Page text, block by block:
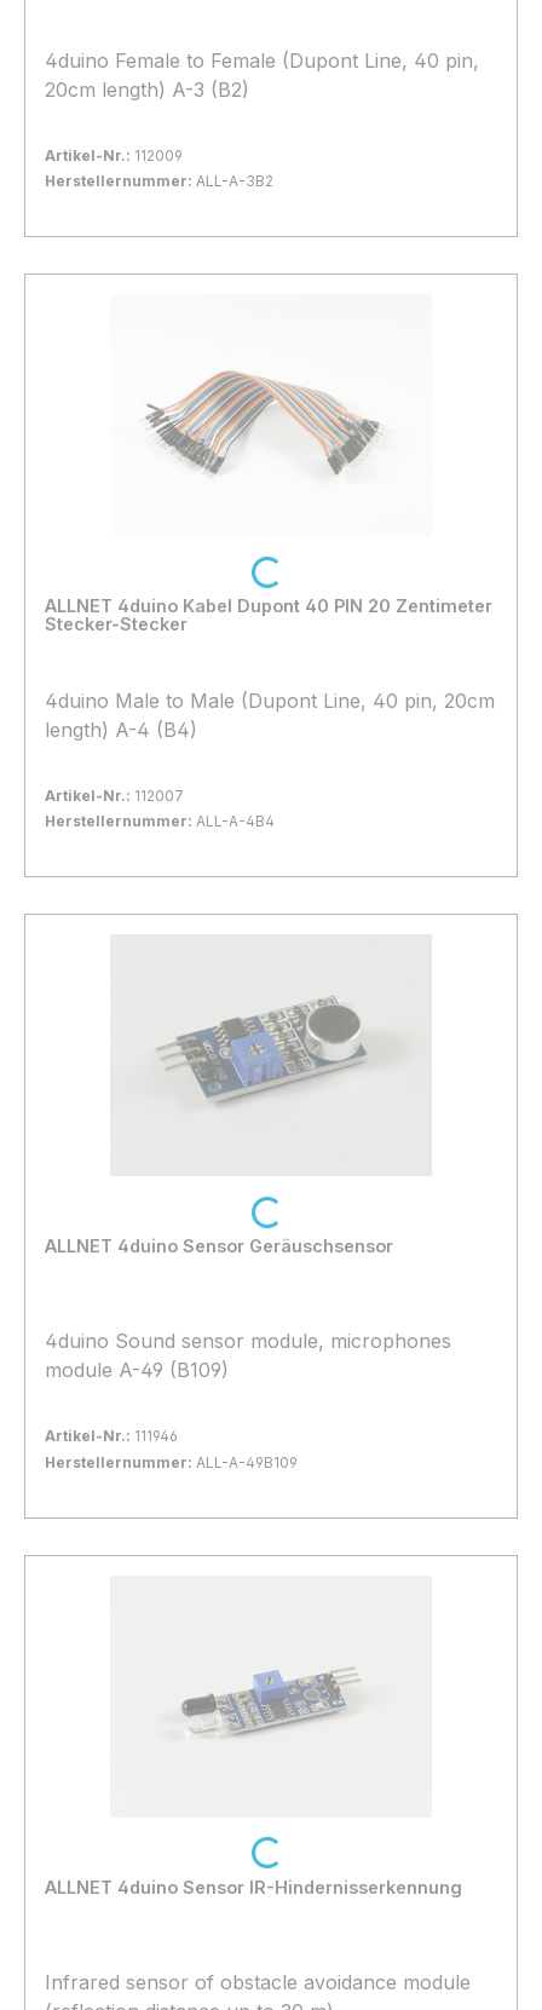
4duino Female to Female (Dupont Line, 40 pin,
20cm length) A-3 (B2)
Artikel-Nr.: 112009
Herstellernummer: ALL-A-3B2
In den Warenkorb
ALLNET 4duino Kabel Dupont 40 PIN 20 Zentimeter
Stecker-Stecker
4duino Male to Male (Dupont Line, 40 pin, 20cm
length) A-4 (B4)
Artikel-Nr.: 112007
Herstellernummer: ALL-A-4B4
In den Warenkorb
Loading...
ALLNET 4duino Sensor Geräuschsensor
4duino Sound sensor module, microphones
module A-49 (B109)
Artikel-Nr.: 111946
Herstellernummer: ALL-A-49B109
In den Warenkorb
Loading...
ALLNET 4duino Sensor IR-Hindernisserkennung
Infrared sensor of obstacle avoidance module
Loading...